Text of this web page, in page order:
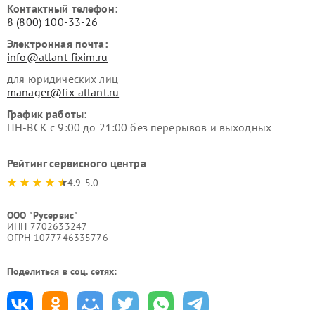
Контактный телефон:
8 (800) 100-33-26
Электронная почта:
info@atlant-fixim.ru
для юридических лиц
manager@fix-atlant.ru
График работы:
ПН-ВСК с 9:00 до 21:00 без перерывов и выходных
Рейтинг сервисного центра
4.9-5.0
ООО "Русервис"
ИНН 7702633247
ОГРН 1077746335776
Поделиться в соц. сетях: